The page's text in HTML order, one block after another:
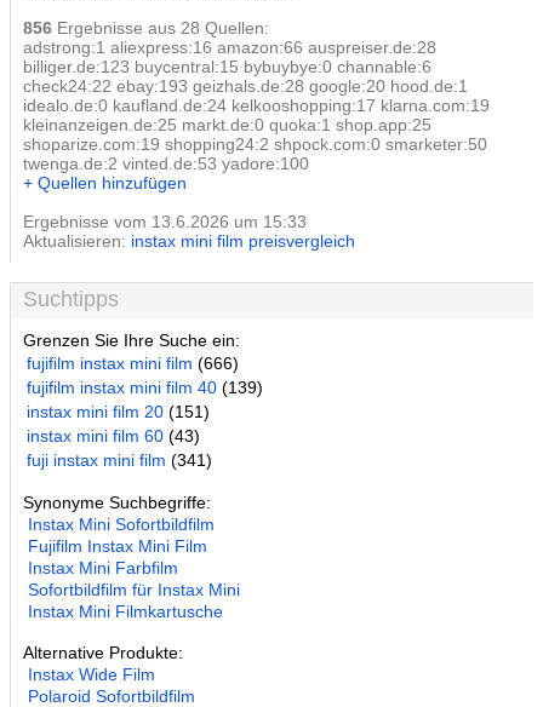
856 Ergebnisse aus 28 Quellen:
adstrong:1 aliexpress:16 amazon:66 auspreiser.de:28
billiger.de:123 buycentral:15 bybuybye:0 channable:6
check24:22 ebay:193 geizhals.de:28 google:20 hood.de:1
idealo.de:0 kaufland.de:24 kelkooshopping:17 klarna.com:19
kleinanzeigen.de:25 markt.de:0 quoka:1 shop.app:25
shoparize.com:19 shopping24:2 shpock.com:0 smarketer:50
twenga.de:2 vinted.de:53 yadore:100
+ Quellen hinzufügen
Ergebnisse vom 13.6.2026 um 15:33
Aktualisieren: instax mini film preisvergleich
Suchtipps
Grenzen Sie Ihre Suche ein:
fujifilm instax mini film (666)
fujifilm instax mini film 40 (139)
instax mini film 20 (151)
instax mini film 60 (43)
fuji instax mini film (341)
Synonyme Suchbegriffe:
Instax Mini Sofortbildfilm
Fujifilm Instax Mini Film
Instax Mini Farbfilm
Sofortbildfilm für Instax Mini
Instax Mini Filmkartusche
Alternative Produkte:
Instax Wide Film
Polaroid Sofortbildfilm